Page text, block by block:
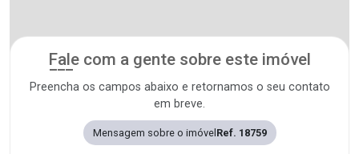
Fale com a gente sobre este imóvel
Preencha os campos abaixo e retornamos o seu contato
em breve.
Mensagem sobre o imóvelRef. 18759